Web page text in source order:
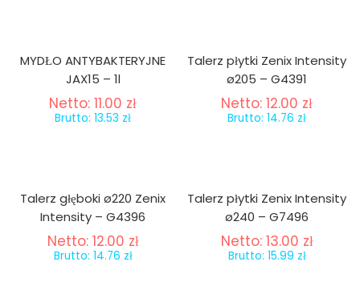
MYDŁO ANTYBAKTERYJNE
JAX15 – 1l
Netto:11.00 zł
Brutto:13.53 zł
Talerz płytki Zenix Intensity
ø205 – G4391
Netto:12.00 zł
Brutto:14.76 zł
Talerz głęboki ø220 Zenix
Intensity – G4396
Netto: 12.00 zł
Brutto: 14.76 zł
Talerz płytki Zenix Intensity
ø240 – G7496
Netto: 13.00 zł
Brutto: 15.99 zł